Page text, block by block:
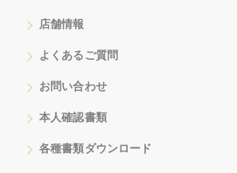
店舗情報
よくあるご質問
お問い合わせ
本人確認書類
各種書類ダウンロード